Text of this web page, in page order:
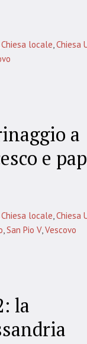
Chiesa locale,Chiesa
a
e
Chiesa locale,Chiesa
,San Pio V,Vescovo
la